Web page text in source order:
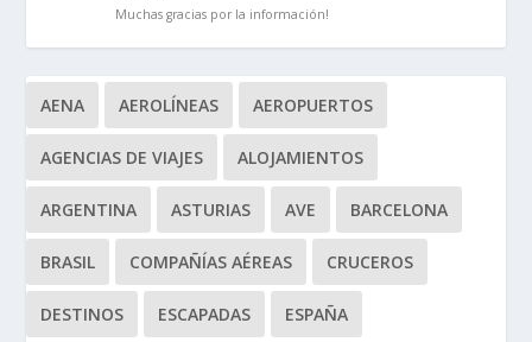
Muchas gracias por la información!
AENA AEROLÍNEAS AEROPUERTOS
AGENCIAS DE VIAJES ALOJAMIENTOS
ARGENTINA ASTURIAS AVE BARCELONA
BRASIL COMPAÑÍAS AÉREAS CRUCEROS
DESTINOS ESCAPADAS ESPAÑA